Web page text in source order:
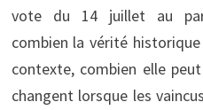
vote du 14 juillet au
combien la vérité
contexte, combien elle
changent lorsque les